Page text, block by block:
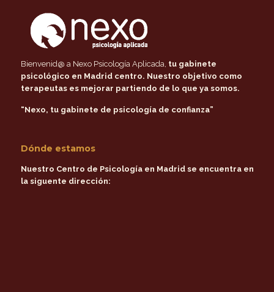
Bienvenid@ a Nexo Psicología Aplicada, tu gabinete
psicológico en Madrid centro. Nuestro objetivo como
terapeutas es mejorar partiendo de lo que ya somos.
“Nexo, tu gabinete de psicología de confianza”
Dónde estamos
Nuestro Centro de Psicología en Madrid se encuentra en
la siguente dirección: